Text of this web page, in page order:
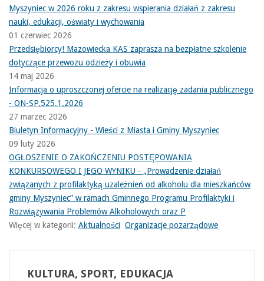
Myszyniec w 2026 roku z zakresu wspierania działań z zakresu
nauki, edukacji, oświaty i wychowania
01 czerwiec 2026
Przedsiębiorcy! Mazowiecka KAS zaprasza na bezpłatne szkolenie
dotyczące przewozu odzieży i obuwia
14 maj 2026
Informacja o uproszczonej ofercie na realizację zadania publicznego
- ON-SP.525.1.2026
27 marzec 2026
Biuletyn Informacyjny - Wieści z Miasta i Gminy Myszyniec
09 luty 2026
OGŁOSZENIE O ZAKOŃCZENIU POSTĘPOWANIA
KONKURSOWEGO I JEGO WYNIKU - „Prowadzenie działań
związanych z profilaktyką uzależnień od alkoholu dla mieszkańców
gminy Myszyniec” w ramach Gminnego Programu Profilaktyki i
Rozwiązywania Problemów Alkoholowych oraz P
Więcej w kategorii: Aktualności Organizacje pozarządowe
KULTURA, SPORT, EDUKACJA